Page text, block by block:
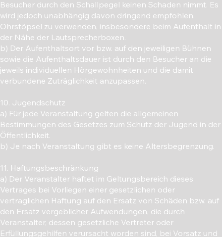
Besucher durch den Schallpegel keinen Schaden nimmt. Es
wird jedoch unabhängig davon dringend empfohlen,
Ohrstöpsel zu verwenden, insbesondere beim Aufenthalt in
der Nähe der Lautsprecherboxen.
b) Der Aufenthaltsort vor bzw. auf den jeweiligen Bühnen
sowie die Aufenthaltsdauer ist durch den Besucher an die
jeweils individuellen Hörgewohnheiten und die damit
verbundene Zuträglichkeit anzupassen.
10. Jugendschutz
a) Für jede Veranstaltung gelten die allgemeinen
Bestimmungen des Gesetzes zum Schutz der Jugend in der
Öffentlichkeit.
b) Je nach Veranstaltung gibt es keine Altersbegrenzung.
11. Haftungsbeschränkung
a) Der Veranstalter haftet im Geltungsbereich dieses
Vertrages bei Vorliegen einer gesetzlichen oder
vertraglichen Haftung auf den Ersatz von Schäden bzw. auf
den Ersatz vergeblicher Aufwendungen, die durch
Veranstalter, dessen gesetzliche Vertreter oder
Erfüllungsgehilfen verursacht worden sind, bei Vorsatz und